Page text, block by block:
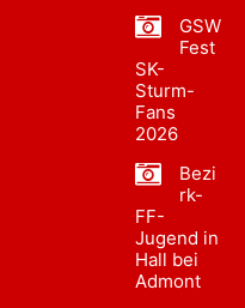
GSW
Fest
SK-
Sturm-
Fans
2026
Bezi
rk-
FF-
Jugend in
Hall bei
Admont